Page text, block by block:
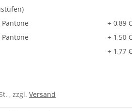
+ 0,89 €
+ 1,50 €
+ 1,77 €
, zzgl. Versand